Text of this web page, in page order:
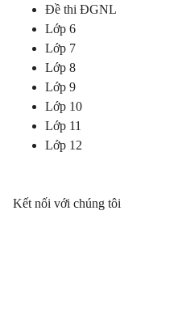
Đề thi ĐGNL
Lớp 6
Lớp 7
Lớp 8
Lớp 9
Lớp 10
Lớp 11
Lớp 12
Kết nối với chúng tôi